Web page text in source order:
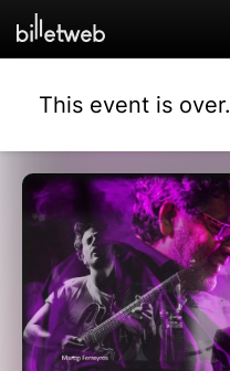
This event is over.